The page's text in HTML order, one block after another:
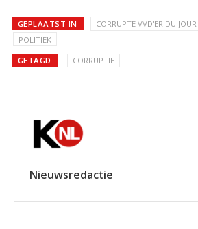
GEPLAATST IN CORRUPTE VVD'ER DU JOUR
POLITIEK
GETAGD CORRUPTIE
Nieuwsredactie